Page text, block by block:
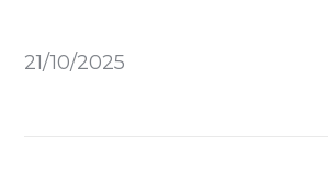
21/10/2025